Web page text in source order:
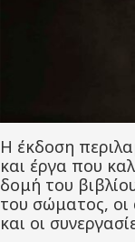
Η έκδοση
και έργα που
δομή του
του σώματος, οι
και οι